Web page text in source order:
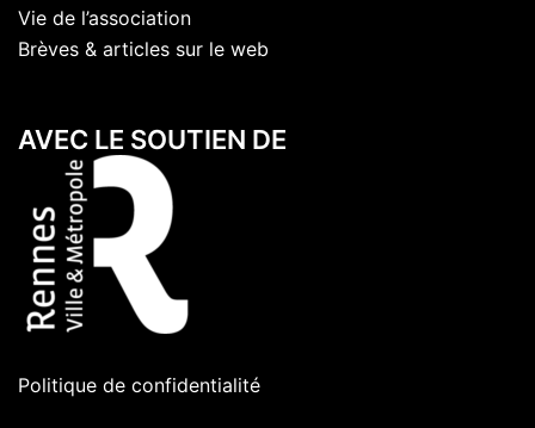
Vie de l’association
Brèves & articles sur le web
AVEC LE SOUTIEN DE
Politique de confidentialité